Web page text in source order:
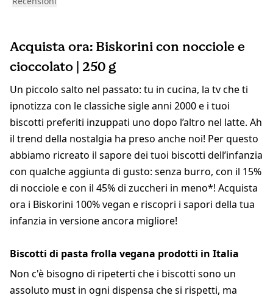
Acquista ora: Biskorini con nocciole e
cioccolato | 250 g
Un piccolo salto nel passato: tu in cucina, la tv che ti
ipnotizza con le classiche sigle anni 2000 e i tuoi
biscotti preferiti inzuppati uno dopo l’altro nel latte. Ah
il trend della nostalgia ha preso anche noi! Per questo
abbiamo ricreato il sapore dei tuoi biscotti dell’infanzia
con qualche aggiunta di gusto: senza burro, con il 15%
di nocciole e con il 45% di zuccheri in meno*! Acquista
ora i Biskorini 100% vegan e riscopri i sapori della tua
infanzia in versione ancora migliore!
Biscotti di pasta frolla vegana prodotti in Italia
Non c'è bisogno di ripeterti che i biscotti sono un
assoluto must in ogni dispensa che si rispetti, ma